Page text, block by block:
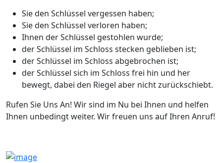
Sie den Schlüssel vergessen haben;
Sie den Schlüssel verloren haben;
Ihnen der Schlüssel gestohlen wurde;
der Schlüssel im Schloss stecken geblieben ist;
der Schlüssel im Schloss abgebrochen ist;
der Schlüssel sich im Schloss frei hin und her
bewegt, dabei den Riegel aber nicht zurückschiebt.
Rufen Sie Uns An! Wir sind im Nu bei Ihnen und helfen
Ihnen unbedingt weiter. Wir freuen uns auf Ihren Anruf!